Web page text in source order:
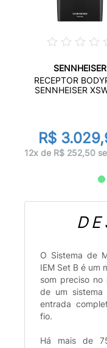
SENNHEISER
RECEPTOR
SENNHEISER
R$
12x de R$ 252,50
O Sistema de
IEM Set B é um
som preciso
de um
entrada
fio.
Há mais de